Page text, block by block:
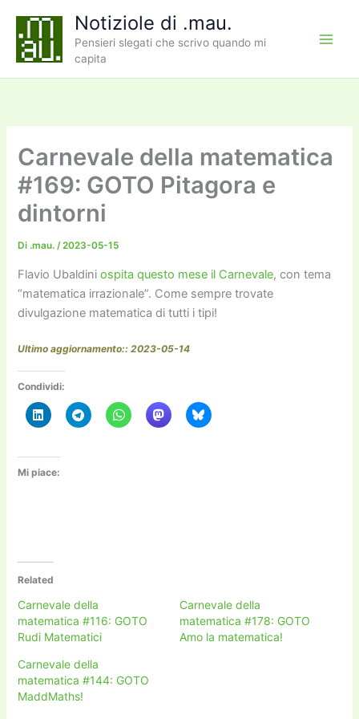
contenuto
Notiziole di .mau.
Pensieri slegati che scrivo quando mi
capita
Carnevale della matematica
#169: GOTO Pitagora e
dintorni
Di .mau./2023-05-15
Flavio Ubaldiniospita questo mese il Carnevale, con tema
“matematica irrazionale”. Come sempre trovate
divulgazione matematica di tutti i tipi!
Ultimo aggiornamento:: 2023-05-14
Condividi:
Mi piace:
Related
Carnevale della
matematica #116: GOTO
Rudi Matematici
Carnevale della
matematica #178: GOTO
Amo la matematica!
Carnevale della
matematica #144: GOTO
MaddMaths!